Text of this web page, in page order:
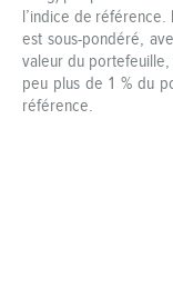
l’indice de référence.
est sous-pondéré,
valeur du
peu plus de 1 % du
référence.